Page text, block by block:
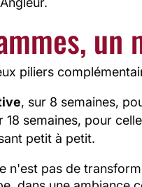
un
piliers
, sur 8 semaines,
18 semaines, pour
petit à petit.
n'est pas de